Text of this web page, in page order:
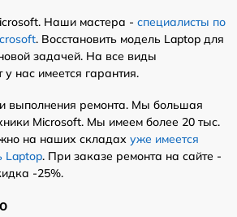
Наши мастера - специалисты по
. Восстановить модель Laptop для
задачей. На все виды
нас имеется гарантия.
выполнения ремонта. Мы большая
Microsoft. Мы имеем более 20 тыс.
на наших складах уже имеется
Laptop. При заказе ремонта на сайте -
-25%.